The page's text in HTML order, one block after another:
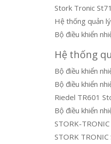
Stork Tronic
Hệ thống quản
Bộ điều khiển
Hệ thống
Bộ điều khiển
Bộ điều khiển
Riedel TR601
Bộ điều khiển
STORK-
STORK